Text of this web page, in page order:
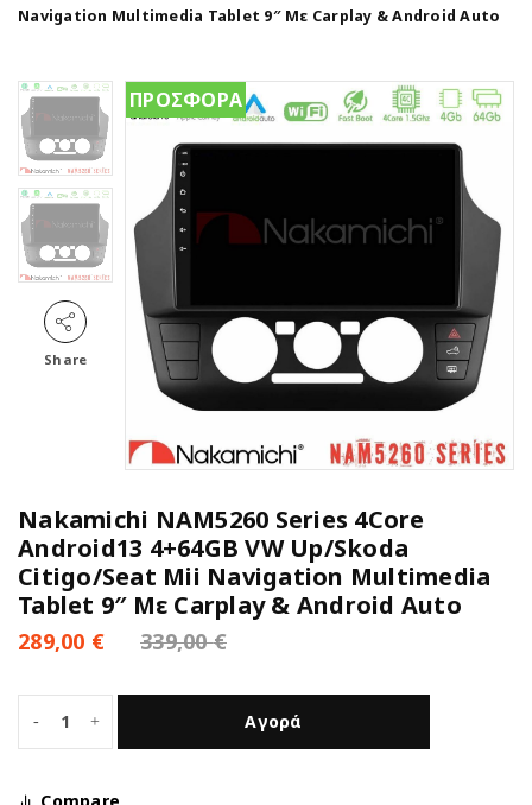
Navigation Multimedia Tablet 9″ Με Carplay & Android Auto
Share
ΠΡΟΣΦΟΡΑ
Nakamichi NAM5260 Series 4Core
Android13 4+64GB VW Up/Skoda
Citigo/Seat Mii Navigation Multimedia
Tablet 9″ Με Carplay & Android Auto
339,00€
289,00 €
Αγορά